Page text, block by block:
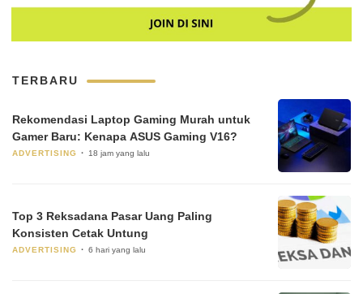
TERBARU
Rekomendasi Laptop Gaming Murah untuk
Gamer Baru: Kenapa ASUS Gaming V16?
ADVERTISING 18 jam yang lalu
Top 3 Reksadana Pasar Uang Paling
Konsisten Cetak Untung
ADVERTISING 6 hari yang lalu